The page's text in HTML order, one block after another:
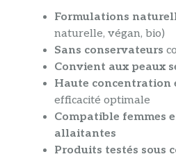
Formulations
naturelle, végan, bio)
Sans conservateurs
Convient aux peaux
Haute concentration
efficacité optimale
Compatible femmes
allaitantes
Produits testés sous